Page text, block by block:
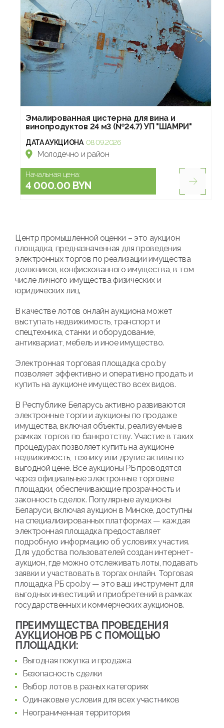
Эмалированная цистерна для вина и
винопродуктов 24 м3 (№24.7) УП "ШАМРИ"
ДАТА АУКЦИОНА 08.09.2026
Молодечно и район
Начальная цена:
4 000.00 BYN
Центр промышленной оценки – это аукцион
площадка, предназначенная для проведения
электронных торгов по реализации имущества
должников, конфискованного имущества, в том
числе личного имущества физических и
юридических лиц.
В качестве лотов онлайн аукциона может
выступать недвижимость, транспорт и
спецтехника, станки и оборудование,
антиквариат, мебель и иное имущество.
Электронная торговая площадка cpo.by
позволяет эффективно и оперативно продать и
купить на аукционе имущество всех видов.
В Республике Беларусь активно развиваются
электронные торги и аукционы по продаже
имущества, включая объекты, реализуемые в
рамках торгов по банкротству. Участие в таких
процедурах позволяет купить на аукционе
недвижимость, технику или другие активы по
выгодной цене. Все аукционы РБ проводятся
через официальные электронные торговые
площадки, обеспечивающие прозрачность и
законность сделок. Популярные аукционы
Беларуси, включая аукцион в Минске, доступны
на специализированных платформах — каждая
электронная площадка предоставляет
подробную информацию об условиях участия.
Для удобства пользователей создан интернет-
аукцион, где можно отслеживать лоты, подавать
заявки и участвовать в торгах онлайн. Торговая
площадка РБ cpo.by — это ваш инструмент для
выгодных инвестиций и приобретений в рамках
государственных и коммерческих аукционов.
ПРЕИМУЩЕСТВА ПРОВЕДЕНИЯ
АУКЦИОНОВ РБ С ПОМОЩЬЮ
ПЛОЩАДКИ:
Выгодная покупка и продажа
Безопасность сделки
Выбор лотов в разных категориях
Одинаковые условия для всех участников
Неограниченная территория